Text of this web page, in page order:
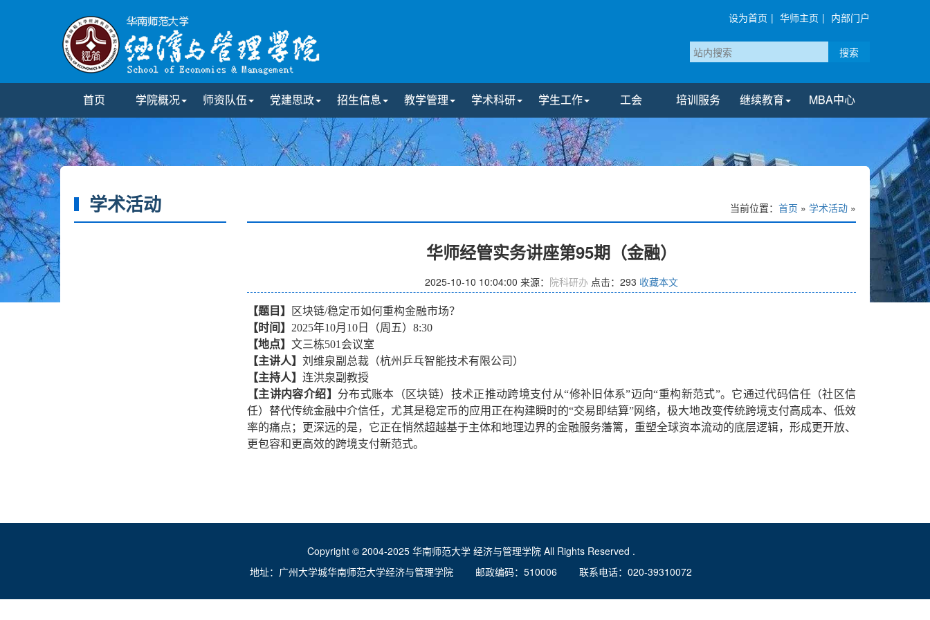
设为首页 | 华师主页 | 内部门户
搜索
首页 学院概况 师资队伍 党建思政 招生信息 教学管理 学术科研 学生工作 工会 培训服务 继续教育 MBA中心
学术活动 当前位置： 首页 » 学术活动 »
华师经管实务讲座第95期（金融）
2025-10-10 10:04:00 来源： 院科研办 点击： 293 收藏本文
【题目】
区块链/稳定币如何重构金融市场？
【时间】 2025年10月10日（周五）8:30
【地点】 文三栋501会议室
【主讲人】 刘维泉副总裁（杭州乒乓智能技术有限公司）
【主持人】 连洪泉副教授
【主讲内容介绍】 分布式账本（区块链）技术正推动跨境支付从“修补旧体系”迈向“重构新范式”。它通过代码信任（社区信
任）替代传统金融中介信任，尤其是稳定币的应用正在构建瞬时的“交易即结算”网络，极大地改变传统跨境支付高成本、低效
率的痛点；更深远的是，它正在悄然超越基于主体和地理边界的金融服务藩篱，重塑全球资本流动的底层逻辑，形成更开放、
更包容和更高效的跨境支付新范式。
Copyright © 2004-2025 华南师范大学 经济与管理学院 All Rights Reserved .
地址：广州大学城华南师范大学经济与管理学院 邮政编码：510006 联系电话：020-39310072